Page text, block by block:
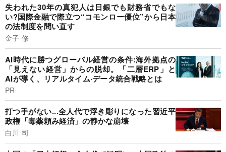
失われた30年の真犯人は日銀でも財務省でもな
い?国際金融で際立つ“コモンロー優位”から日本
の法制度を問い直す
金子 修
AI時代に勝つグローバル経営の条件:海外拠点の
「見えない経営」からの脱却。「二層ERP」と
AIが導く、リアルタイム·データ統合戦略とは
PR
打つ手がない...全人代で浮き彫りになった習近平
政権「毒薬頼み経済」の静かな崩壊
白川 司